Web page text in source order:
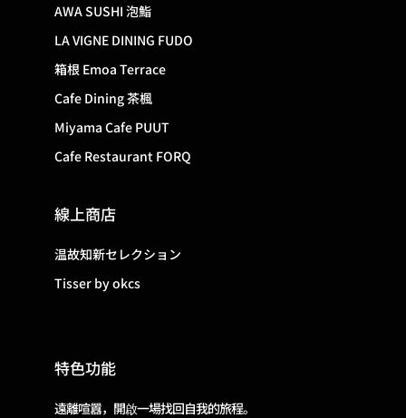
AWA SUSHI 泡鮨
LA VIGNE DINING FUDO
箱根 Emoa Terrace
Cafe Dining 茶楓
Miyama Cafe PUUT
Cafe Restaurant FORQ
線上商店
温故知新セレクション
Tisser by okcs
特色功能
遠離喧囂，開啟一場找回自我的旅程。